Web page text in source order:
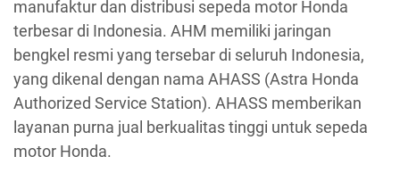
manufaktur dan distribusi sepeda motor Honda
terbesar di Indonesia. AHM memiliki jaringan
bengkel resmi yang tersebar di seluruh Indonesia,
yang dikenal dengan nama AHASS (Astra Honda
Authorized Service Station). AHASS memberikan
layanan purna jual berkualitas tinggi untuk sepeda
motor Honda.